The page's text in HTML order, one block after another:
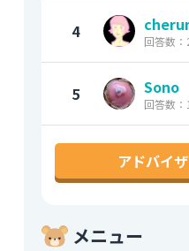
4 回答数：
5 Sono
回答数：
アドバイ
メニュー